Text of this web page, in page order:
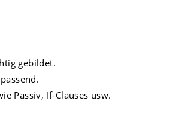
gebildet.
Passiv, If-Clauses usw.